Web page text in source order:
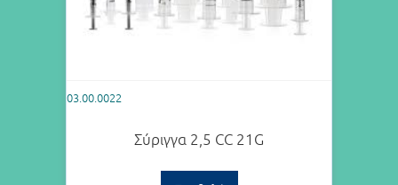
03.00.0022
Σύριγγα 2,5 CC 21G